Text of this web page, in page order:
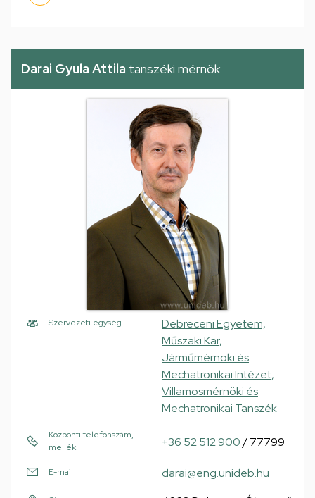
Darai Gyula Attila tanszéki mérnök
Szervezeti egység
Debreceni Egyetem,
Műszaki Kar,
Járműmérnöki és
Mechatronikai Intézet,
Villamosmérnöki és
Mechatronikai Tanszék
Központi telefonszám,
mellék
+36 52 512 900/ 77799
E-mail darai@eng.unideb.hu